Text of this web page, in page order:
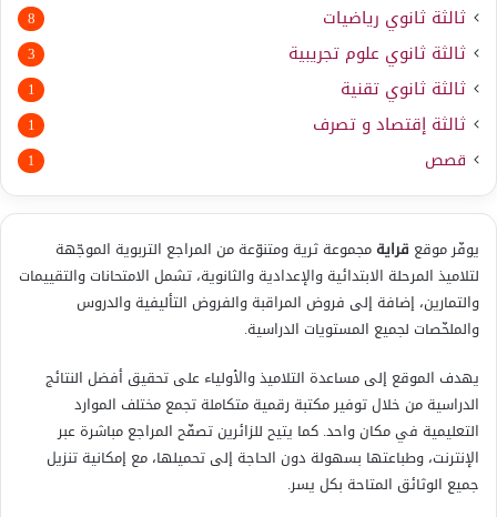
ثالثة ثانوي رياضيات 8
ثالثة ثانوي علوم تجريبية 3
ثالثة ثانوي تقنية 1
ثالثة إقتصاد و تصرف 1
قصص 1
يوفّر موقع قرايةمجموعة ثرية ومتنوّعة من المراجع التربوية الموجّهة
لتلاميذ المرحلة الابتدائية والإعدادية والثانوية، تشمل الامتحانات والتقييمات
والتمارين، إضافة إلى فروض المراقبة والفروض التأليفية والدروس
والملخّصات لجميع المستويات الدراسية.
يهدف الموقع إلى مساعدة التلاميذ والأولياء على تحقيق أفضل النتائج
الدراسية من خلال توفير مكتبة رقمية متكاملة تجمع مختلف الموارد
التعليمية في مكان واحد. كما يتيح للزائرين تصفّح المراجع مباشرة عبر
الإنترنت، وطباعتها بسهولة دون الحاجة إلى تحميلها، مع إمكانية تنزيل
جميع الوثائق المتاحة بكل يسر.